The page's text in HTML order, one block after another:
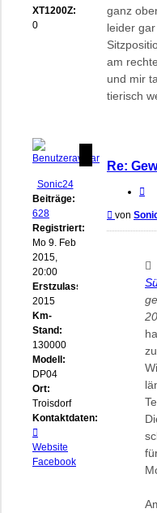
XT1200Z:
0
ganz
leider
am
und mir
tierisch
Sonic24
Beiträge:
628
Registriert:
Mo 9. Feb
2015,
20:00
Erstzulassung:
2015
Km-
Stand:
130000
Modell:
DP04
Ort:
Troisdorf
Kontaktdaten:
von
Sonic24
Website
Facebook
Re:
Beitrag
von